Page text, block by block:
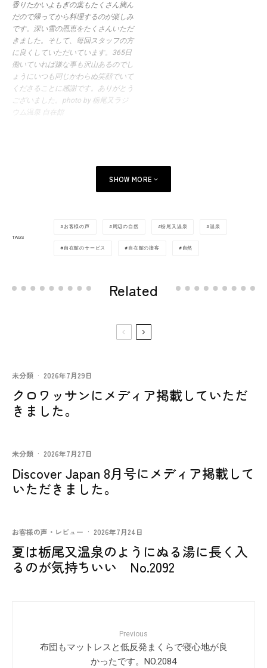
香りたかいよもぎの葉もたくさん摘ん
だので帰ってから料理するのが楽しみ
です。深い雪の恩恵をたくさんいただ
きました。そして、毎回スタッフの方
に良くしていただいています。365日
働いていれば嫌な事も沢山あるのでし
ょうにいつも同じかわらぬ笑顔でいて
くださることに感謝です。ありがとう
ございました。photo by 栃尾又ラジ
ウム温泉 自在館
SHOW MORE
TAGS
お客様の声 周辺の自然 栃尾又温泉 温泉
自在館のサービス 自在館の接客 自然
Related
未分類 · 2026年7月29日
クロワッサンにメディア掲載していただ
きました。
未分類 · 2026年7月27日
Discover Japan 8月号にメディア掲載して
いただきました。
お客様の声・レビュー · 2026年7月24日
夏は栃尾又温泉のようにぬる湯に長く入
るのが気持ちいい No.2092
Previous
布団もマットレスと低反発まくらで寝心地が良
かったです。NO.2084